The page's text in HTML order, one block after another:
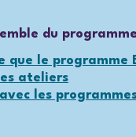
du
que le
ateliers
les